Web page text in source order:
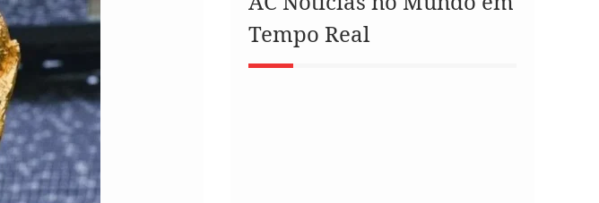
Tempo Real